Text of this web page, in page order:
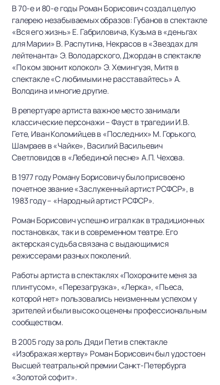
В 70-е и 80-е годы Роман Борисович создал целую
галерею незабываемых образов: Губанов в спектакле
«Вся его жизнь» Е. Габриловича, Кузьма в «деньгах
для Марии» В. Распутина, Некрасов в «Звездах для
лейтенанта» Э. Володарского, Джордан в спектакле
«По ком звонит колокол» Э. Хемингуэя, Митя в
спектакле «С любимыми не расставайтесь» А.
Володина и многие другие.
В репертуаре артиста важное место занимали
классические персонажи – Фауст в трагедии И.В.
Гете, Иван Коломийцев в «Последних» М. Горького,
Шамраев в «Чайке», Василий Васильевич
Светловидов в «Лебединой песне» А.П. Чехова.
В 1977 году Роману Борисовичу было присвоено
почетное звание «Заслуженный артист РСФСР», в
1983 году – «Народный артист РСФСР».
Роман Борисович успешно играл как в традиционных
постановках, так и в современном театре. Его
актерская судьба связана с выдающимися
режиссерами разных поколений.
Работы артиста в спектаклях «Похороните меня за
плинтусом», «Перезагрузка», «Лерка», «Пьеса,
которой нет» пользовались неизменным успехом у
зрителей и были высоко оценены профессиональным
сообществом.
В 2005 году за роль Дяди Пети в спектакле
«Изображая жертву» Роман Борисович был удостоен
Высшей театральной премии Санкт-Петербурга
«Золотой софит».